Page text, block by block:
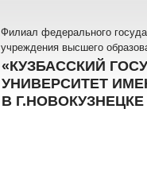
Филиал федерального
учреждения высшего
«КУЗБАССКИЙ
УНИВЕРСИТЕТ
В Г.НОВОКУЗНЕЦКЕ